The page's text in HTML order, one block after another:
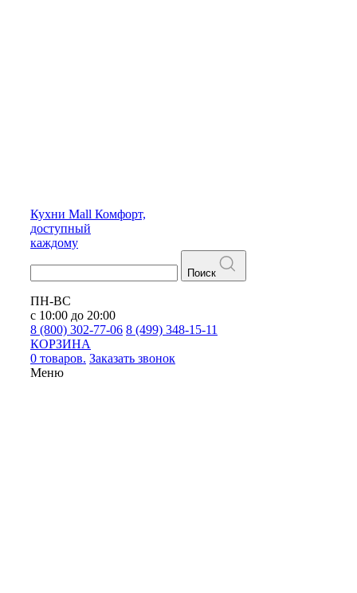
Кухни Mall Комфорт,
доступный
каждому
Поиск
ПН-ВС
с 10:00 до 20:00
8 (800) 302-77-06 8 (499) 348-15-11
КОРЗИНА
0 товаров. Заказать звонок
Меню